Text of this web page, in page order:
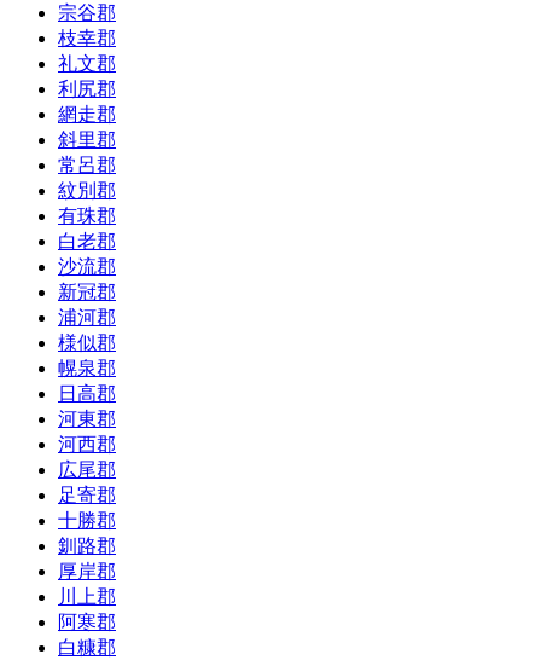
宗谷郡
枝幸郡
礼文郡
利尻郡
網走郡
斜里郡
常呂郡
紋別郡
有珠郡
白老郡
沙流郡
新冠郡
浦河郡
様似郡
幌泉郡
日高郡
河東郡
河西郡
広尾郡
足寄郡
十勝郡
釧路郡
厚岸郡
川上郡
阿寒郡
白糠郡